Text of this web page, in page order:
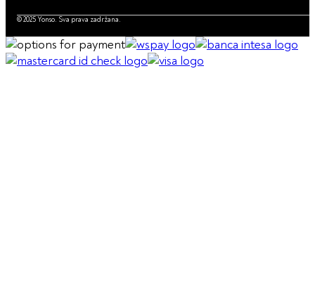
© 2025 Yonso. Sva prava zadržana.